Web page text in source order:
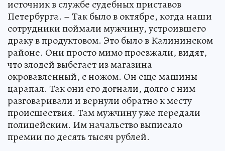
источник в службе судебных приставов
Петербурга. – Так было в октябре, когда наши
сотрудники поймали мужчину, устроившего
драку в продуктовом. Это было в Калининском
районе. Они просто мимо проезжали, видят,
что злодей выбегает из магазина
окровавленный, с ножом. Он еще машины
царапал. Так они его догнали, долго с ним
разговаривали и вернули обратно к месту
происшествия. Там мужчину уже передали
полицейским. Им начальство выписало
премии по десять тысяч рублей.